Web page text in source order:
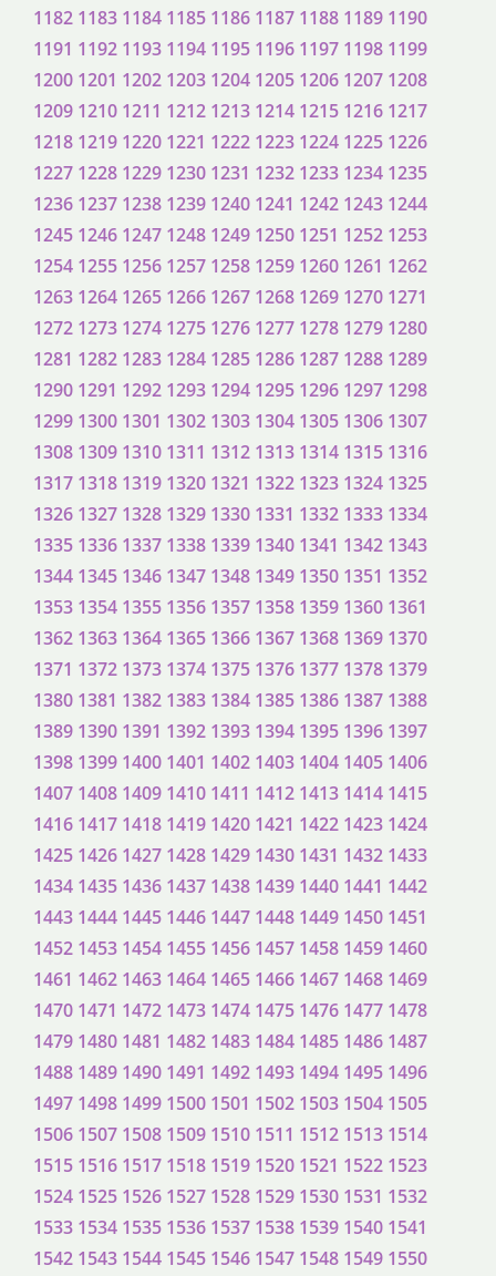
1182 1183 1184 1185 1186 1187 1188 1189 1190
1191 1192 1193 1194 1195 1196 1197 1198 1199
1200 1201 1202 1203 1204 1205 1206 1207 1208
1209 1210 1211 1212 1213 1214 1215 1216 1217
1218 1219 1220 1221 1222 1223 1224 1225 1226
1227 1228 1229 1230 1231 1232 1233 1234 1235
1236 1237 1238 1239 1240 1241 1242 1243 1244
1245 1246 1247 1248 1249 1250 1251 1252 1253
1254 1255 1256 1257 1258 1259 1260 1261 1262
1263 1264 1265 1266 1267 1268 1269 1270 1271
1272 1273 1274 1275 1276 1277 1278 1279 1280
1281 1282 1283 1284 1285 1286 1287 1288 1289
1290 1291 1292 1293 1294 1295 1296 1297 1298
1299 1300 1301 1302 1303 1304 1305 1306 1307
1308 1309 1310 1311 1312 1313 1314 1315 1316
1317 1318 1319 1320 1321 1322 1323 1324 1325
1326 1327 1328 1329 1330 1331 1332 1333 1334
1335 1336 1337 1338 1339 1340 1341 1342 1343
1344 1345 1346 1347 1348 1349 1350 1351 1352
1353 1354 1355 1356 1357 1358 1359 1360 1361
1362 1363 1364 1365 1366 1367 1368 1369 1370
1371 1372 1373 1374 1375 1376 1377 1378 1379
1380 1381 1382 1383 1384 1385 1386 1387 1388
1389 1390 1391 1392 1393 1394 1395 1396 1397
1398 1399 1400 1401 1402 1403 1404 1405 1406
1407 1408 1409 1410 1411 1412 1413 1414 1415
1416 1417 1418 1419 1420 1421 1422 1423 1424
1425 1426 1427 1428 1429 1430 1431 1432 1433
1434 1435 1436 1437 1438 1439 1440 1441 1442
1443 1444 1445 1446 1447 1448 1449 1450 1451
1452 1453 1454 1455 1456 1457 1458 1459 1460
1461 1462 1463 1464 1465 1466 1467 1468 1469
1470 1471 1472 1473 1474 1475 1476 1477 1478
1479 1480 1481 1482 1483 1484 1485 1486 1487
1488 1489 1490 1491 1492 1493 1494 1495 1496
1497 1498 1499 1500 1501 1502 1503 1504 1505
1506 1507 1508 1509 1510 1511 1512 1513 1514
1515 1516 1517 1518 1519 1520 1521 1522 1523
1524 1525 1526 1527 1528 1529 1530 1531 1532
1533 1534 1535 1536 1537 1538 1539 1540 1541
1542 1543 1544 1545 1546 1547 1548 1549 1550